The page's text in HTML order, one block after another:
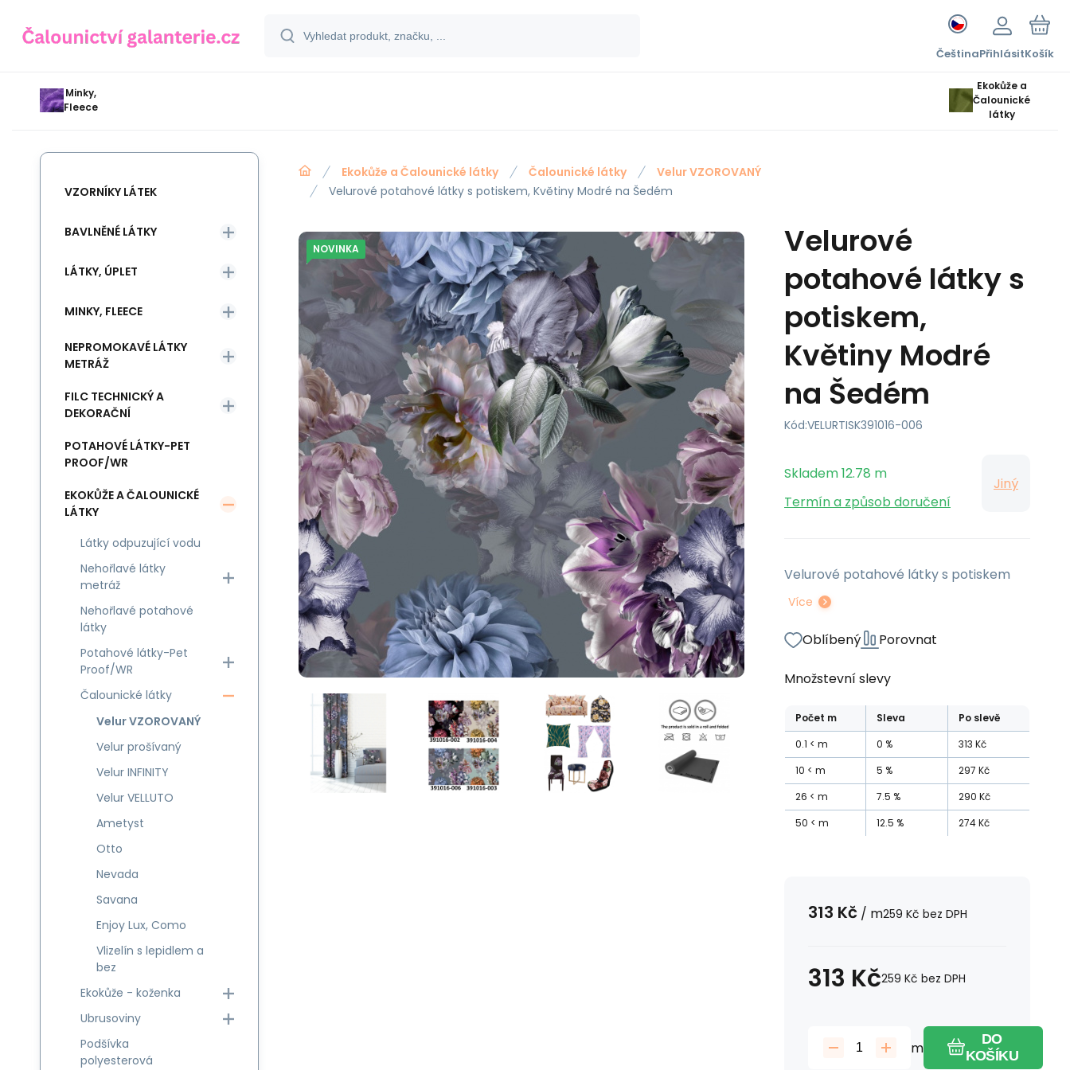
ČeštinaPřihlásitKošík
Minky,
Fleece
Ekokůže a
Čalounické
látky
Ekokůže a Čalounické látky Čalounické látky
Velur VZOROVANÝ
Velurové potahové látky s potiskem, Květiny Modré na Šedém
NOVINKA
Velurové
potahové látky s
potiskem,
Květiny Modré
na Šedém
Kód:VELURTISK391016-006
Skladem12.78 m
Termín a způsob doručení
Jiný
Velurové potahové látky s potiskem
Více
Oblíbený Porovnat
Množstevní slevy
Počet m Sleva
Po slevě
0.1
m 0 % 313 Kč
10
m 5 % 297 Kč
26
m 7.5 % 290 Kč
50
m 12.5 % 274Kč
313 Kč / m259 Kč bez DPH
313 Kč259 Kč bez DPH
m
DO
KOŠÍKU
VZORNÍKY LÁTEK
BAVLNĚNÉ LÁTKY
LÁTKY, ÚPLET
MINKY, FLEECE
NEPROMOKAVÉ LÁTKY
METRÁŽ
FILC TECHNICKÝ A
DEKORAČNÍ
POTAHOVÉ LÁTKY-PET
PROOF/WR
EKOKŮŽE A ČALOUNICKÉ
LÁTKY
Látky odpuzující vodu
Nehořlavé látky
metráž
Nehořlavé potahové
látky
Potahové látky-Pet
Proof/WR
Čalounické látky
Velur VZOROVANÝ
Velur prošívaný
Velur INFINITY
Velur VELLUTO
Ametyst
Otto
Nevada
Savana
Enjoy Lux, Como
Vlizelín s lepidlem a
bez
Ekokůže - koženka
Ubrusoviny
Podšívka
polyesterová